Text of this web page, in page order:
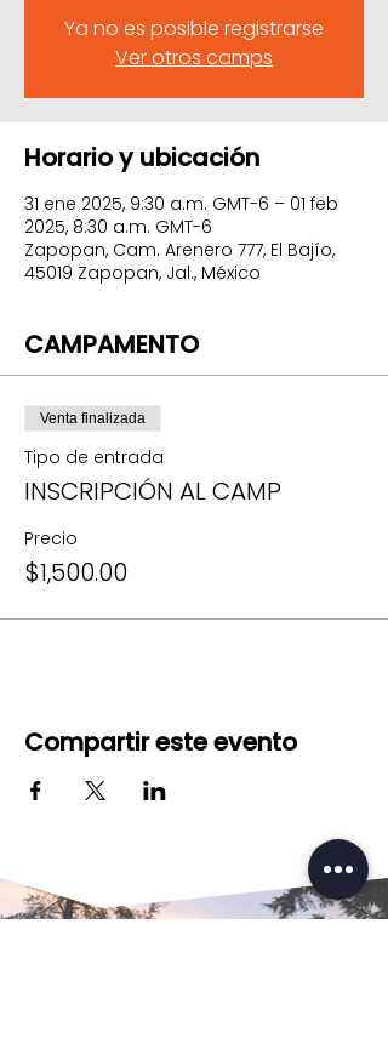
Ya no es posible registrarse
Ver otros camps
Horario y ubicación
31 ene 2025, 9:30 a.m. GMT-6 – 01 feb
2025, 8:30 a.m. GMT-6
Zapopan, Cam. Arenero 777, El Bajío,
45019 Zapopan, Jal., México
CAMPAMENTO
Venta finalizada
Tipo de entrada
INSCRIPCIÓN AL CAMP
Precio
$1,500.00
Compartir este evento